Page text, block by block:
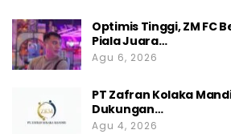
Optimis Tinggi, ZM FC
Piala Juara…
Agu 6, 2026
PT Zafran Kolaka
Dukungan…
Agu 4, 2026